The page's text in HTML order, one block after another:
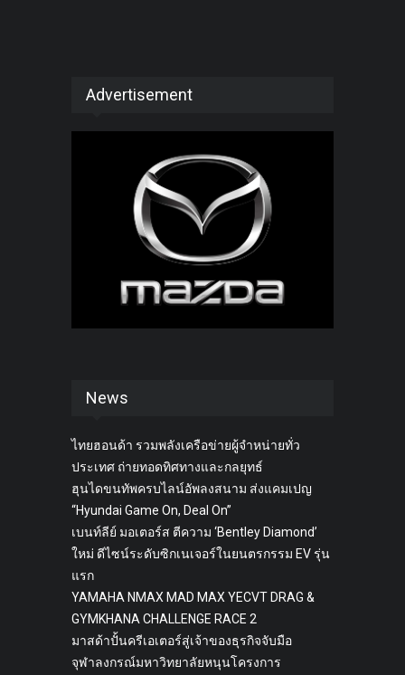
Advertisement
News
ไทยฮอนด้า รวมพลังเครือข่ายผู้จำหน่ายทั่ว
ประเทศ ถ่ายทอดทิศทางและกลยุทธ์
ฮุนไดขนทัพครบไลน์อัพลงสนาม ส่งแคมเปญ
“Hyundai Game On, Deal On”
เบนท์ลีย์ มอเตอร์ส ตีความ ‘Bentley Diamond’
ใหม่ ดีไซน์ระดับซิกเนเจอร์ในยนตรกรรม EV รุ่น
แรก
YAMAHA NMAX MAD MAX YECVT DRAG &
GYMKHANA CHALLENGE RACE 2
มาสด้าปั้นครีเอเตอร์สู่เจ้าของธุรกิจจับมือ
จุฬาลงกรณ์มหาวิทยาลัยหนุนโครงการ